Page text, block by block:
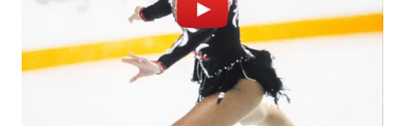
DEPOK
WN
TAPANULI